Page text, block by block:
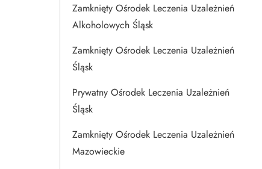
Zamknięty Ośrodek Leczenia Uzależnień
Alkoholowych Śląsk
Zamknięty Ośrodek Leczenia Uzależnień
Śląsk
Prywatny Ośrodek Leczenia Uzależnień
Śląsk
Zamknięty Ośrodek Leczenia Uzależnień
Mazowieckie